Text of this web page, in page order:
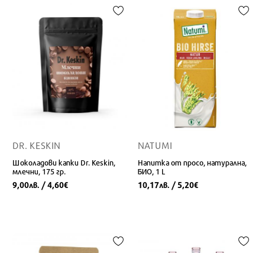
DR. KESKIN
Шоколадови капки Dr. Keskin,
млечни, 175 гр.
9,00лв. / 4,60€
NATUMI
Напитка от просо, натурална,
БИО, 1 L
10,17лв. / 5,20€